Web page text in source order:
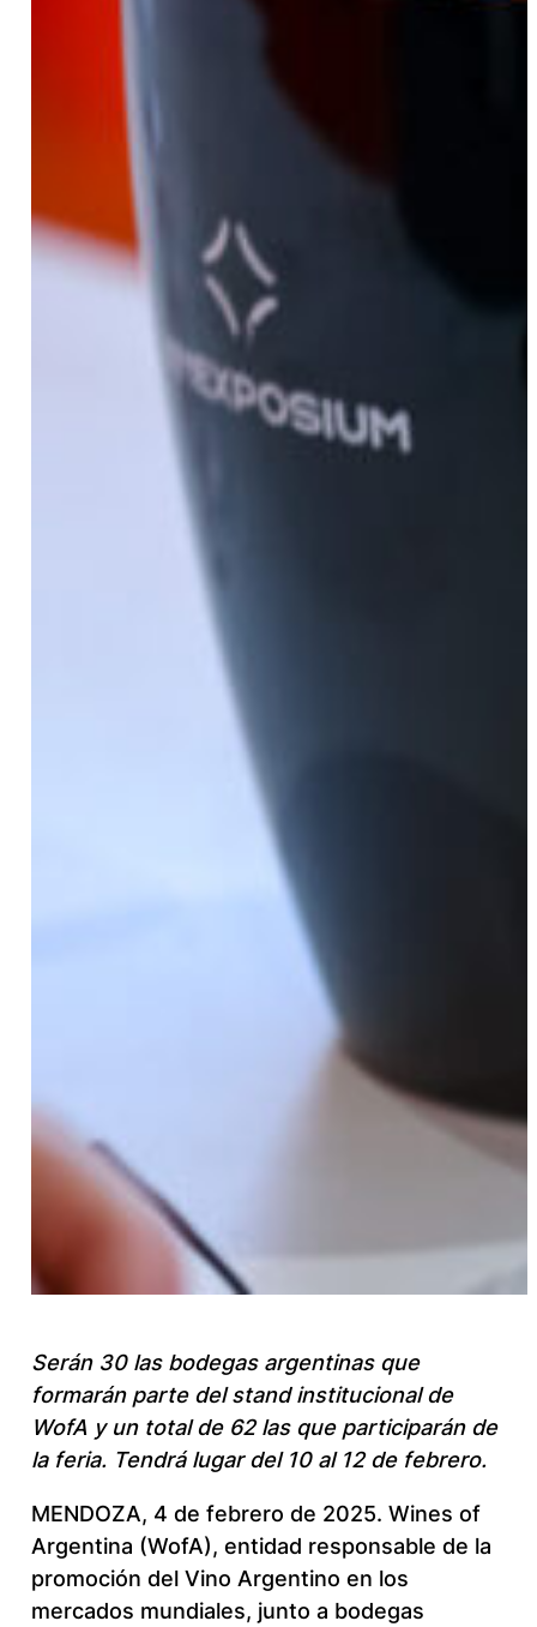
Serán 30 las bodegas argentinas que
formarán parte del stand institucional de
WofA y un total de 62 las que participarán de
la feria. Tendrá lugar del 10 al 12 de febrero.
MENDOZA, 4 de febrero de 2025. Wines of
Argentina (WofA), entidad responsable de la
promoción del Vino Argentino en los
mercados mundiales, junto a bodegas